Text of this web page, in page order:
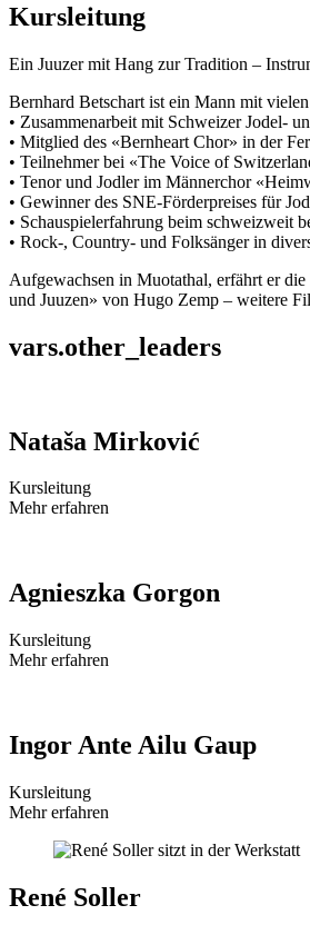
Kursleitung
Ein Juuzer mit Hang zur Tradition –
Bernhard Betschart ist ein Mann mit
• Zusammenarbeit mit Schweizer Jodel-
• Mitglied des «Bernheart Chor» in der
• Teilnehmer bei «The Voice of
• Tenor und Jodler im Männerchor
• Gewinner des SNE-Förderpreises für
• Schauspielerfahrung beim schweizweit
• Rock-, Country- und Folksänger in
Aufgewachsen in Muotathal, erfährt er
und Juuzen» von Hugo Zemp – weitere
vars.other_leaders
Nataša Mirković
Kursleitung
Mehr erfahren
Agnieszka Gorgon
Kursleitung
Mehr erfahren
Ingor Ante Ailu Gaup
Kursleitung
Mehr erfahren
René Soller